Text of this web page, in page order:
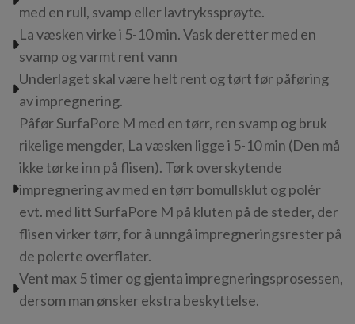
med en rull, svamp eller lavtrykssprøyte.
La væsken virke i 5-10 min. Vask deretter med en
svamp og varmt rent vann
Underlaget skal være helt rent og tørt før påføring
av impregnering.
Påfør SurfaPore M med en tørr, ren svamp og bruk
rikelige mengder, La væsken ligge i 5-10 min (Den må
ikke tørke inn på flisen). Tørk overskytende
impregnering av med en tørr bomullsklut og polér
evt. med litt SurfaPore M på kluten på de steder, der
flisen virker tørr, for å unngå impregneringsrester på
de polerte overflater.
Vent max 5 timer og gjenta impregneringsprosessen,
dersom man ønsker ekstra beskyttelse.